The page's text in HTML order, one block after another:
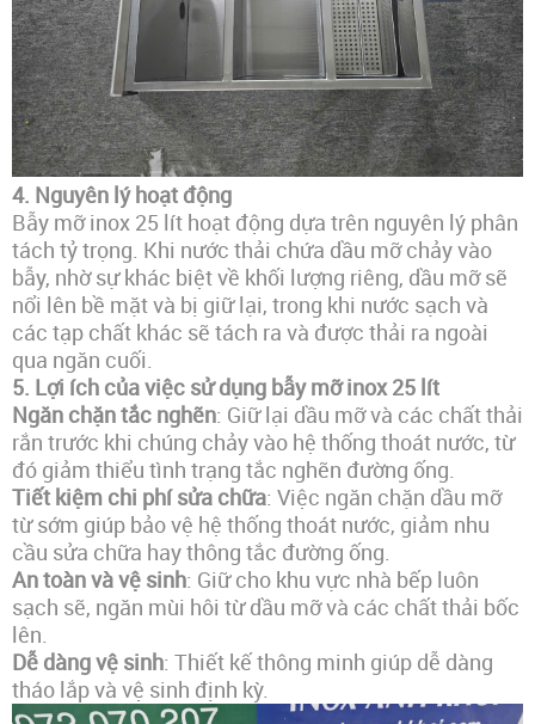
4. Nguyên lý hoạt động
Bẫy mỡ inox 25 lít hoạt động dựa trên nguyên lý phân
tách tỷ trọng. Khi nước thải chứa dầu mỡ chảy vào
bẫy, nhờ sự khác biệt về khối lượng riêng, dầu mỡ sẽ
nổi lên bề mặt và bị giữ lại, trong khi nước sạch và
các tạp chất khác sẽ tách ra và được thải ra ngoài
qua ngăn cuối.
5. Lợi ích của việc sử dụng bẫy mỡ inox 25 lít
Ngăn chặn tắc nghẽn: Giữ lại dầu mỡ và các chất thải
rắn trước khi chúng chảy vào hệ thống thoát nước, từ
đó giảm thiểu tình trạng tắc nghẽn đường ống.
Tiết kiệm chi phí sửa chữa: Việc ngăn chặn dầu mỡ
từ sớm giúp bảo vệ hệ thống thoát nước, giảm nhu
cầu sửa chữa hay thông tắc đường ống.
An toàn và vệ sinh: Giữ cho khu vực nhà bếp luôn
sạch sẽ, ngăn mùi hôi từ dầu mỡ và các chất thải bốc
lên.
Dễ dàng vệ sinh: Thiết kế thông minh giúp dễ dàng
tháo lắp và vệ sinh định kỳ.